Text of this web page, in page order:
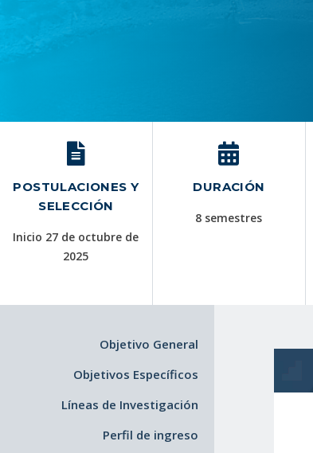
POSTULACIONES Y
SELECCIÓN
Inicio 27 de octubre de
2025
DURACIÓN
8 semestres
Objetivo General
Objetivos Específicos
Líneas de Investigación
Perfil de ingreso